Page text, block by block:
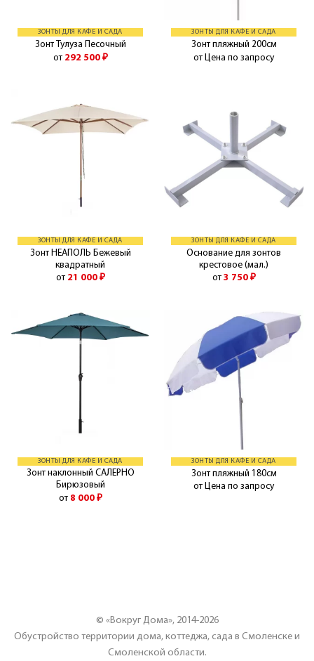
ЗОНТЫ ДЛЯ КАФЕ И САДА
Зонт Тулуза Песочный
от 292 500 ₽
ЗОНТЫ ДЛЯ КАФЕ И САДА
Зонт пляжный 200см
от Цена по запросу
ЗОНТЫ ДЛЯ КАФЕ И САДА
Зонт НЕАПОЛЬ Бежевый
квадратный
от 21 000 ₽
ЗОНТЫ ДЛЯ КАФЕ И САДА
Основание для зонтов
крестовое (мал.)
от 3 750 ₽
ЗОНТЫ ДЛЯ КАФЕ И САДА
Зонт наклонный САЛЕРНО
Бирюзовый
от 8 000 ₽
ЗОНТЫ ДЛЯ КАФЕ И САДА
Зонт пляжный 180см
от Цена по запросу
© «Вокруг Дома», 2014-2026
Обустройство территории дома, коттеджа, сада в Смоленске и
Смоленской области.